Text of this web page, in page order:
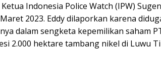
Indonesia Police Watch (IPW)
2023. Eddy dilaporkan karena
dalam sengketa kepemilikan saham
2.000 hektare tambang nikel di Luwu